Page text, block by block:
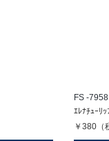
FS -
ｴﾚﾅﾁｭｰﾘｯ
￥380（